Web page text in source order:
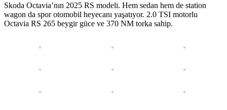
Skoda Octavia’nın 2025 RS modeli. Hem sedan hem de station
wagon da spor otomobil heyecanı yaşatıyor. 2.0 TSI motorlu
Octavia RS 265 beygir güce ve 370 NM torka sahip.